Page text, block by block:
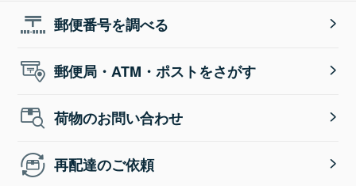
郵便番号を調べる
郵便局・ATM・ポストをさがす
荷物のお問い合わせ
再配達のご依頼